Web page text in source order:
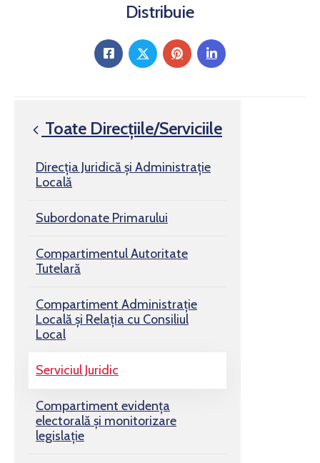
Distribuie
Toate Direcțiile/Serviciile
Direcția Juridică și Administrație
Locală
Subordonate Primarului
Compartimentul Autoritate
Tutelară
Compartiment Administrație
Locală și Relația cu Consiliul
Local
Serviciul Juridic
Compartiment evidența
electorală și monitorizare
legislație